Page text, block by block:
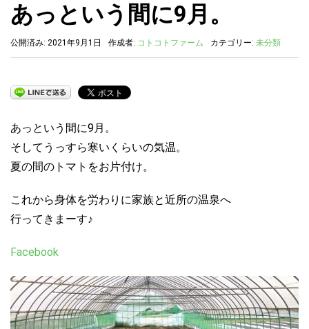
あっという間に9月。
公開済み: 2021年9月1日 作成者: コトコトファーム カテゴリー: 未分類
あっという間に9月。
そしてうっすら寒いくらいの気温。
夏の間のトマトをお片付け。
これから身体を労わりに家族と近所の温泉へ
行ってきまーす♪
Facebook